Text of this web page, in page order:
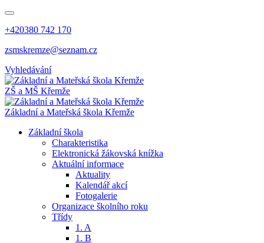
+420380 742 170
zsmskremze@seznam.cz
Vyhledávání
ZŠ a MŠ Křemže
Základní a Mateřská škola Křemže
Základní škola
Charakteristika
Elektronická žákovská knížka
Aktuální informace
Aktuality
Kalendář akcí
Fotogalerie
Organizace školního roku
Třídy
1. A
1. B